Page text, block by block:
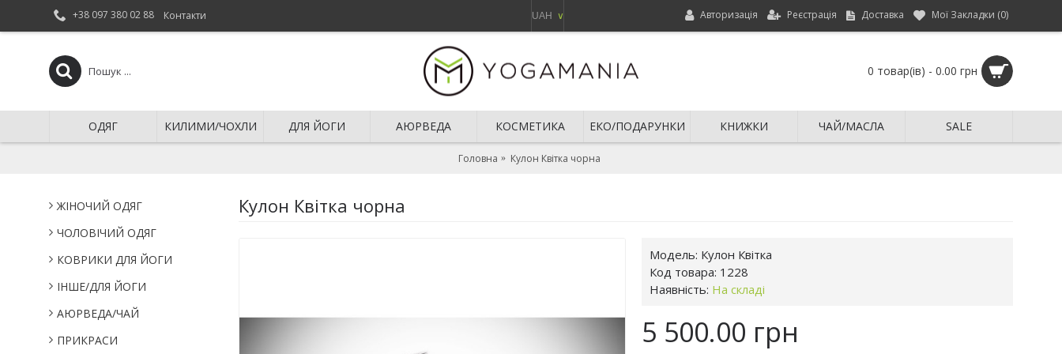
+38 097 380 02 88 Контакти UAH ∨ Авторизація Реєстрація Доставка Мої Закладки (0)
0 товар(ів) - 0.00 грн
ОДЯГ КИЛИМИ/ЧОХЛИ ДЛЯ ЙОГИ АЮРВЕДА КОСМЕТИКА ЕКО/ПОДАРУНКИ КНИЖКИ ЧАЙ/МАСЛА SALE
Головна Кулон Квітка чорна
ЖІНОЧИЙ ОДЯГ
ЧОЛОВІЧИЙ ОДЯГ
КОВРИКИ ДЛЯ ЙОГИ
IНШЕ/ДЛЯ ЙОГИ
АЮРВЕДА/ЧАЙ
ПРИКРАСИ
Кулон Квітка чорна
Модель: Кулон Квітка
Код товара: 1228
Наявність: На складі
5 500.00 грн